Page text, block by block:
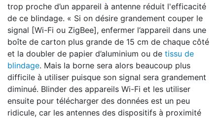
trop proche d’un appareil à antenne réduit l'efficacité
de ce blindage. « Si on désire grandement couper le
signal [Wi-Fi ou ZigBee], enfermer l’appareil dans une
boîte de carton plus grande de 15 cm de chaque côté
et la doubler de papier d’aluminium ou de tissu de
blindage. Mais la borne sera alors beaucoup plus
difficile à utiliser puisque son signal sera grandement
diminué. Blinder des appareils Wi-Fi et les utiliser
ensuite pour télécharger des données est un peu
ridicule, car les antennes des dispositifs à proximité